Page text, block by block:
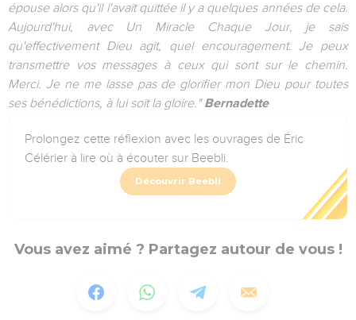
épouse alors qu'il l'avait quittée il y a quelques années de cela.
Aujourd'hui, avec Un Miracle Chaque Jour, je sais
qu'effectivement Dieu agit, quel encouragement. Je peux
transmettre vos messages à ceux qui sont sur le chemin.
Merci. Je ne me lasse pas de glorifier mon Dieu pour toutes
ses bénédictions, à lui soit la gloire."Bernadette
Prolongez cette réflexion avec les ouvrages de Éric
Célérier à lire où à écouter sur Beebli.
Découvrir Beebli
Vous avez aimé ? Partagez autour de vous !